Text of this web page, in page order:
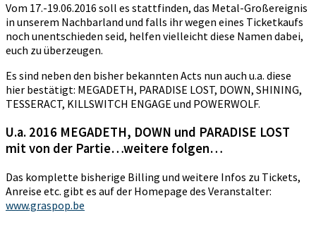
Vom 17.-19.06.2016 soll es stattfinden, das Metal-Großereignis
in unserem Nachbarland und falls ihr wegen eines Ticketkaufs
noch unentschieden seid, helfen vielleicht diese Namen dabei,
euch zu überzeugen.
Es sind neben den bisher bekannten Acts nun auch u.a. diese
hier bestätigt: MEGADETH, PARADISE LOST, DOWN, SHINING,
TESSERACT, KILLSWITCH ENGAGE und POWERWOLF.
U.a. 2016 MEGADETH, DOWN und PARADISE LOST
mit von der Partie…weitere folgen…
Das komplette bisherige Billing und weitere Infos zu Tickets,
Anreise etc. gibt es auf der Homepage des Veranstalter:
www.graspop.be